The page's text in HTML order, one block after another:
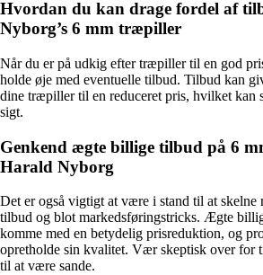
Hvordan du kan drage fordel af
Nyborg’s 6 mm træpiller
Når du er på udkig efter træpiller til en god
holde øje med eventuelle tilbud. Tilbud kan
dine træpiller til en reduceret pris, hvilket kan
sigt.
Genkend ægte billige tilbud på 6
Harald Nyborg
Det er også vigtigt at være i stand til at
tilbud og blot markedsføringstricks. Ægte
komme med en betydelig prisreduktion, og
opretholde sin kvalitet. Vær skeptisk over for
til at være sande.